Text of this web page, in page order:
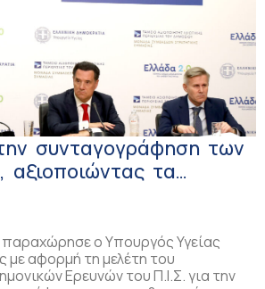
συνταγογράφηση των
αξιοποιώντας τα
ΗΔΥΚΑ
ο Υπουργός Υγείας
με αφορμή τη μελέτη του
Ερευνών του Π.Ι.Σ. για την